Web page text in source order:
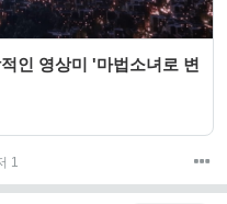
인 영상미 '마법소녀로 변
1